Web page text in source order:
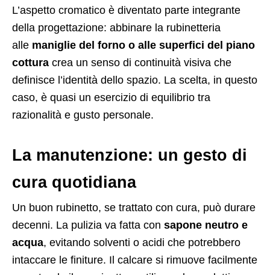
L’aspetto cromatico è diventato parte integrante
della progettazione: abbinare la rubinetteria
alle maniglie del forno o alle superfici del piano
cottura crea un senso di continuità visiva che
definisce l’identità dello spazio. La scelta, in questo
caso, è quasi un esercizio di equilibrio tra
razionalità e gusto personale.
La manutenzione: un gesto di
cura quotidiana
Un buon rubinetto, se trattato con cura, può durare
decenni. La pulizia va fatta con sapone neutro e
acqua, evitando solventi o acidi che potrebbero
intaccare le finiture. Il calcare si rimuove facilmente